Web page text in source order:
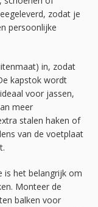
zodat je
persoonlijke
in, zodat
kapstok wordt
voor jassen,
meer
stalen haken of
van de voetplaat
is het belangrijk om
Monteer de
balken voor